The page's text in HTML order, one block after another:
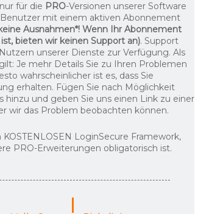
für die PRO-Versionen unserer Software
mit einem aktiven Abonnement
Ausnahmen*! Wenn Ihr Abonnement
bieten wir keinen Support an). Support
unserer Dienste zur Verfügung. Als
Je mehr Details Sie zu Ihren Problemen
wahrscheinlicher ist es, dass Sie
erhalten. Fügen Sie nach Möglichkeit
hinzu und geben Sie uns einen Link zu einer
wir das Problem beobachten können.
LoginSecure Framework,
PRO-Erweiterungen obligatorisch ist.